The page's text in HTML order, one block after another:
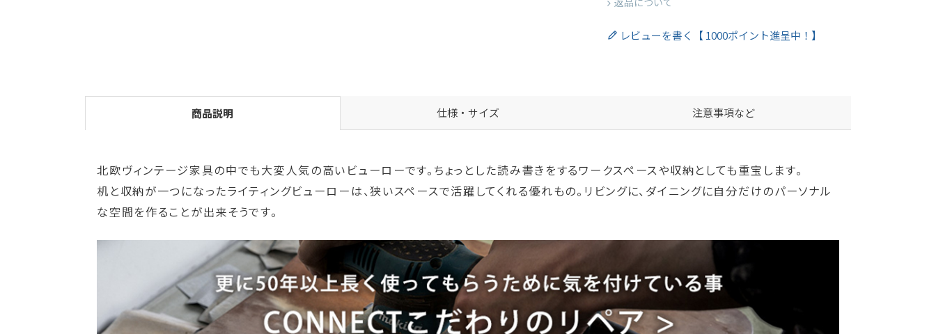
レビューを書く【 1000ポイント進呈中！】
商品説明 仕様・サイズ 注意事項など
北欧ヴィンテージ家具の中でも大変人気の高いビューローです。ちょっとした読み書きをするワークスペースや収納としても重宝します。
机と収納が一つになったライティングビューローは、狭いスペースで活躍してくれる優れもの。リビングに、ダイニングに自分だけのパーソナル
な空間を作ることが出来そうです。